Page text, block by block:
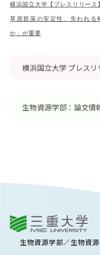
横浜国立大学【プレスリリース】
草原群落の安定性、失われる
か」が重要
横浜国立大学 プレスリ
生物資源学部：論文情
生物資源学部／生物資